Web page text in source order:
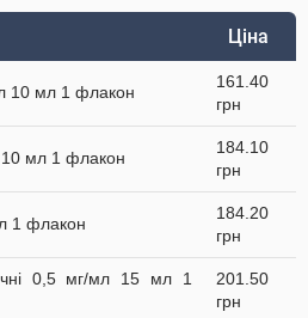
Ціна
10 мл 1 флакон
161.40
грн
10 мл 1 флакон
184.10
грн
1 флакон
184.20
грн
0,5 мг/мл 15 мл 1
201.50
грн